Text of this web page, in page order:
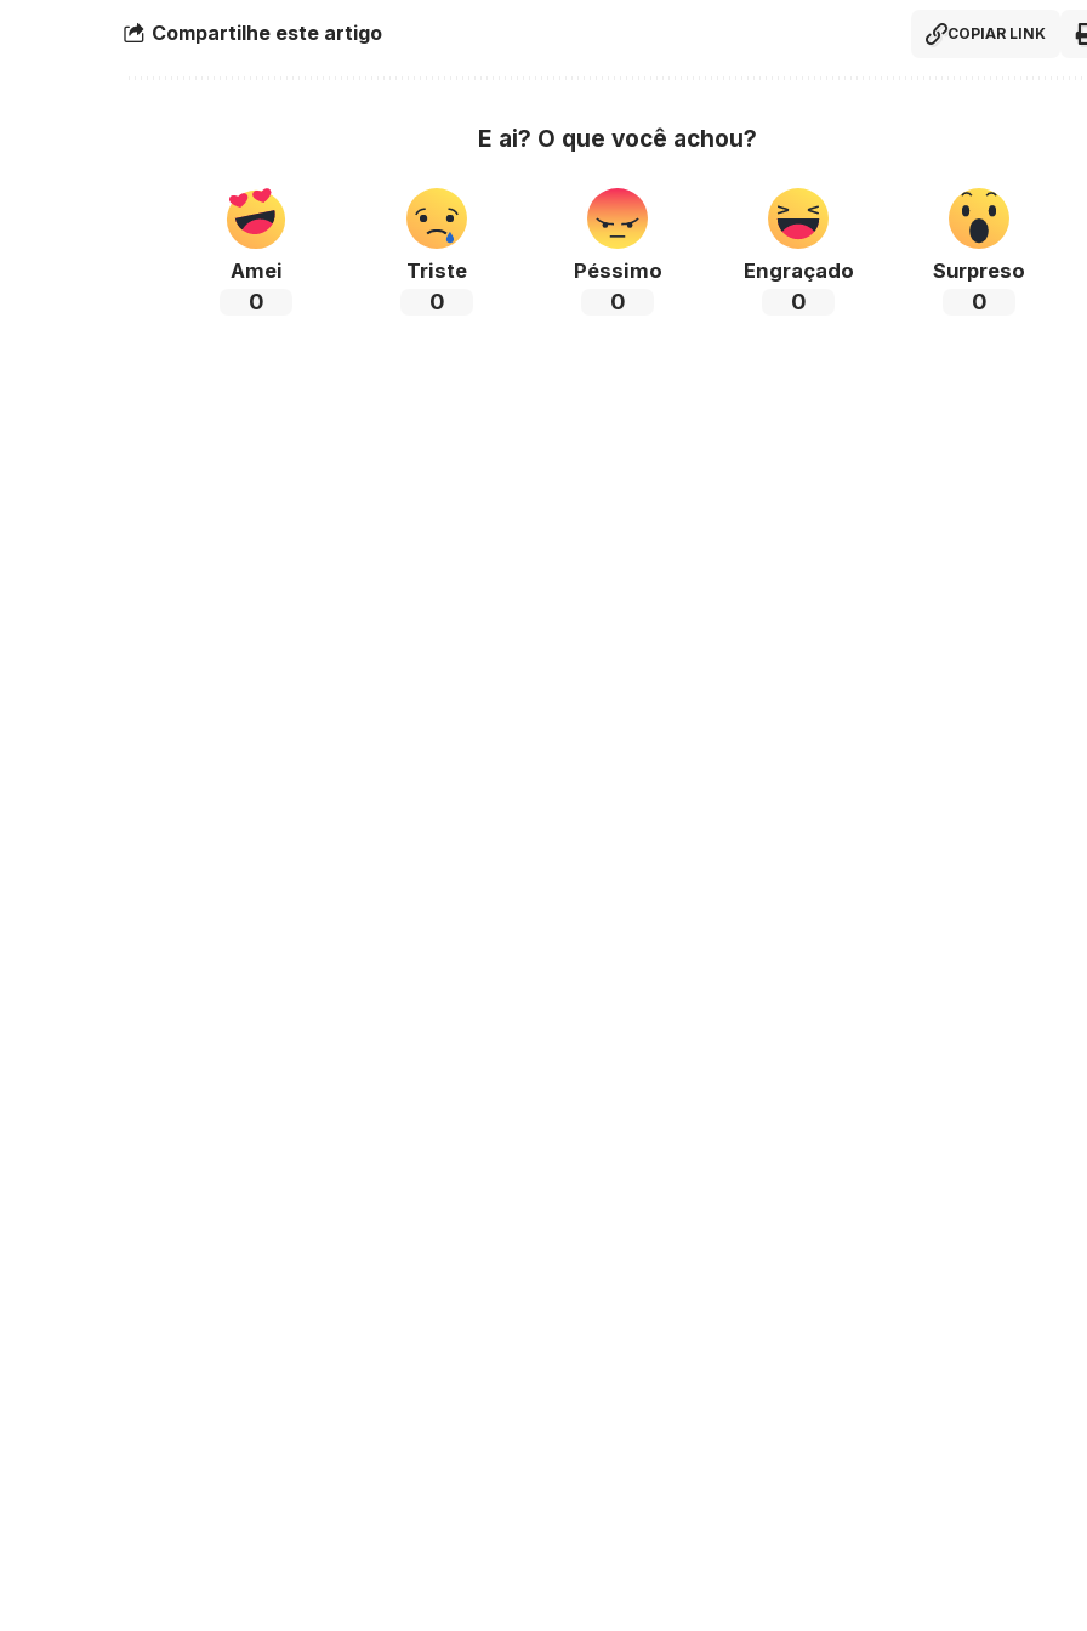
Compartilhe este artigo COPIAR LINK
E ai? O que você achou?
Amei
0
Triste
0
Péssimo
0
Engraçado
0
Surpreso
0